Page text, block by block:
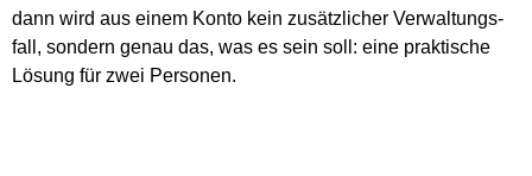
dann wird aus einem Kon­to kein zusätz­li­cher Ver­wal­tungs­
fall, son­dern genau das, was es sein soll: eine prak­ti­sche
Lösung für zwei Per­so­nen.